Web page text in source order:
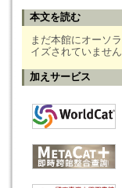
本文を読む
まだ本館にオーソラ
イズされていません
加えサービス